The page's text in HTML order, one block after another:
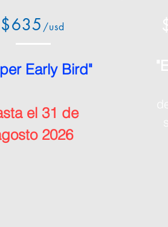
$635 /usd
Early Bird"
el 31 de
2026